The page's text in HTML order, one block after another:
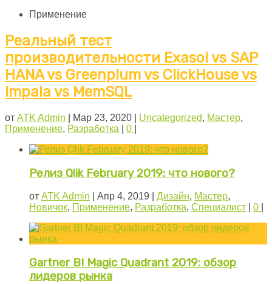
Применение
Реальный тест
производительности Exasol vs SAP
HANA vs Greenplum vs ClickHouse vs
Impala vs MemSQL
от ATK Admin Мар 23, 2020 Uncategorized, Мастер,
Применение, Разработка 0
Релиз Qlik February 2019: что нового?
от ATK Admin Апр 4, 2019 Дизайн, Мастер,
Новичок, Применение, Разработка, Специалист 0
Gartner BI Magic Quadrant 2019: обзор
лидеров рынка